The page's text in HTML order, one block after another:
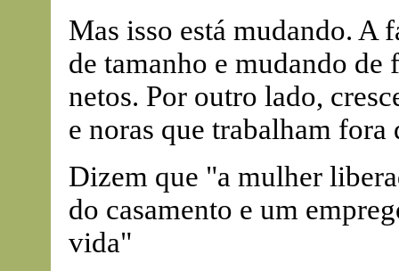
Mas isso está mudando.
de tamanho e mudando de
netos. Por outro lado,
e noras que trabalham fora
Dizem que "a mulher
do casamento e um
vida"